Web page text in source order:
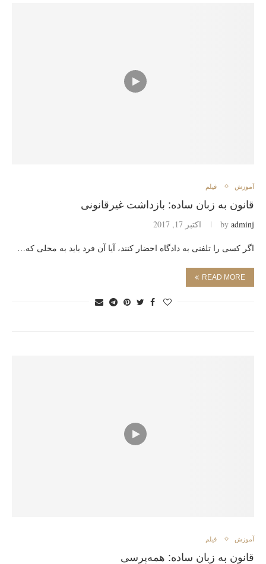
آموزش فیلم
قانون به زبان ساده: بازداشت غیرقانونی
by adminj اکتبر 17, 2017
اگر کسی را تلفنی به دادگاه احضار کنند، آیا آن فرد باید به محلی که…
READ MORE
آموزش فیلم
قانون به زبان ساده: همه‌پرسی